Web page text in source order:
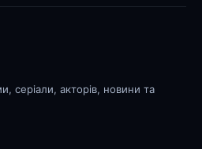
серіали, акторів, новини та